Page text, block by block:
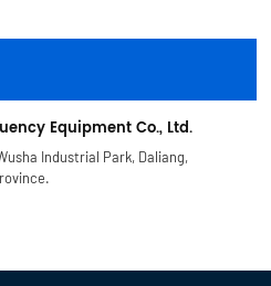
Equipment Co., Ltd.
Industrial Park, Daliang,